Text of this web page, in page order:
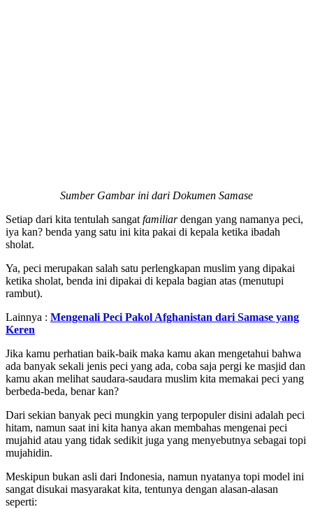
Sumber Gambar ini dari Dokumen Samase
Setiap dari kita tentulah sangat familiardengan yang namanya peci,
iya kan? benda yang satu ini kita pakai di kepala ketika ibadah
sholat.
Ya, peci merupakan salah satu perlengkapan muslim yang dipakai
ketika sholat, benda ini dipakai di kepala bagian atas (menutupi
rambut).
Lainnya : Mengenali Peci Pakol Afghanistan dari Samase yang
Keren
Jika kamu perhatian baik-baik maka kamu akan mengetahui bahwa
ada banyak sekali jenis peci yang ada, coba saja pergi ke masjid dan
kamu akan melihat saudara-saudara muslim kita memakai peci yang
berbeda-beda, benar kan?
Dari sekian banyak peci mungkin yang terpopuler disini adalah peci
hitam, namun saat ini kita hanya akan membahas mengenai peci
mujahid atau yang tidak sedikit juga yang menyebutnya sebagai topi
mujahidin.
Meskipun bukan asli dari Indonesia, namun nyatanya topi model ini
sangat disukai masyarakat kita, tentunya dengan alasan-alasan
seperti: